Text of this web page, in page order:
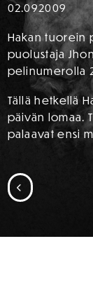
02.092009
Hakan tuorein
puolustaja
pelinumerolla
Tällä hetkellä
päivän lomaa.
palaavat ensi
SIIRRY